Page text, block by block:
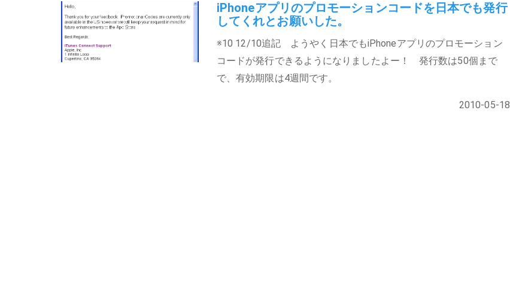
iPhoneアプリのプロモーションコードを日本でも発行
してくれとお願いした。
※10 12/10追記 ようやく日本でもiPhoneアプリのプロモーション
コードが発行できるようになりましたよー！ 発行数は50個まで
で、有効期限は4週間です。
2010-05-18